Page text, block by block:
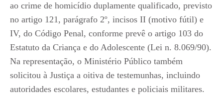
ao crime de homicídio duplamente qualificado, previsto
no artigo 121, parágrafo 2º, incisos II (motivo fútil) e
IV, do Código Penal, conforme prevê o artigo 103 do
Estatuto da Criança e do Adolescente (Lei n. 8.069/90).
Na representação, o Ministério Público também
solicitou à Justiça a oitiva de testemunhas, incluindo
autoridades escolares, estudantes e policiais militares.